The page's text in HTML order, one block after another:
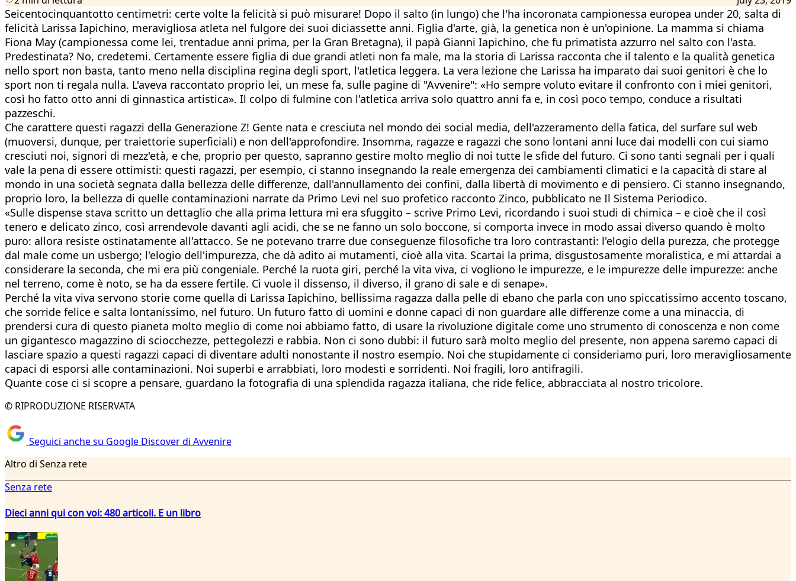
Seicentocinquantotto centimetri: certe volte la felicità si può misurare! Dopo il salto (in lungo) che l'ha incoronata campionessa europea under 20, salta di
felicità Larissa Iapichino, meravigliosa atleta nel fulgore dei suoi diciassette anni. Figlia d'arte, già, la genetica non è un'opinione. La mamma si chiama
Fiona May (campionessa come lei, trentadue anni prima, per la Gran Bretagna), il papà Gianni Iapichino, che fu primatista azzurro nel salto con l'asta.
Predestinata? No, credetemi. Certamente essere figlia di due grandi atleti non fa male, ma la storia di Larissa racconta che il talento e la qualità genetica
nello sport non basta, tanto meno nella disciplina regina degli sport, l'atletica leggera. La vera lezione che Larissa ha imparato dai suoi genitori è che lo
sport non ti regala nulla. L'aveva raccontato proprio lei, un mese fa, sulle pagine di "Avvenire": «Ho sempre voluto evitare il confronto con i miei genitori,
così ho fatto otto anni di ginnastica artistica». Il colpo di fulmine con l'atletica arriva solo quattro anni fa e, in così poco tempo, conduce a risultati
pazzeschi.
Che carattere questi ragazzi della Generazione Z! Gente nata e cresciuta nel mondo dei social media, dell'azzeramento della fatica, del surfare sul web
(muoversi, dunque, per traiettorie superficiali) e non dell'approfondire. Insomma, ragazze e ragazzi che sono lontani anni luce dai modelli con cui siamo
cresciuti noi, signori di mezz'età, e che, proprio per questo, sapranno gestire molto meglio di noi tutte le sfide del futuro. Ci sono tanti segnali per i quali
vale la pena di essere ottimisti: questi ragazzi, per esempio, ci stanno insegnando la reale emergenza dei cambiamenti climatici e la capacità di stare al
mondo in una società segnata dalla bellezza delle differenze, dall'annullamento dei confini, dalla libertà di movimento e di pensiero. Ci stanno insegnando,
proprio loro, la bellezza di quelle contaminazioni narrate da Primo Levi nel suo profetico racconto Zinco, pubblicato ne Il Sistema Periodico.
«Sulle dispense stava scritto un dettaglio che alla prima lettura mi era sfuggito – scrive Primo Levi, ricordando i suoi studi di chimica – e cioè che il così
tenero e delicato zinco, così arrendevole davanti agli acidi, che se ne fanno un solo boccone, si comporta invece in modo assai diverso quando è molto
puro: allora resiste ostinatamente all'attacco. Se ne potevano trarre due conseguenze filosofiche tra loro contrastanti: l'elogio della purezza, che protegge
dal male come un usbergo; l'elogio dell'impurezza, che dà adito ai mutamenti, cioè alla vita. Scartai la prima, disgustosamente moralistica, e mi attardai a
considerare la seconda, che mi era più congeniale. Perché la ruota giri, perché la vita viva, ci vogliono le impurezze, e le impurezze delle impurezze: anche
nel terreno, come è noto, se ha da essere fertile. Ci vuole il dissenso, il diverso, il grano di sale e di senape».
Perché la vita viva servono storie come quella di Larissa Iapichino, bellissima ragazza dalla pelle di ebano che parla con uno spiccatissimo accento toscano,
che sorride felice e salta lontanissimo, nel futuro. Un futuro fatto di uomini e donne capaci di non guardare alle differenze come a una minaccia, di
prendersi cura di questo pianeta molto meglio di come noi abbiamo fatto, di usare la rivoluzione digitale come uno strumento di conoscenza e non come
un gigantesco magazzino di sciocchezze, pettegolezzi e rabbia. Non ci sono dubbi: il futuro sarà molto meglio del presente, non appena saremo capaci di
lasciare spazio a questi ragazzi capaci di diventare adulti nonostante il nostro esempio. Noi che stupidamente ci consideriamo puri, loro meravigliosamente
capaci di esporsi alle contaminazioni. Noi superbi e arrabbiati, loro modesti e sorridenti. Noi fragili, loro antifragili.
Quante cose ci si scopre a pensare, guardano la fotografia di una splendida ragazza italiana, che ride felice, abbracciata al nostro tricolore.
© RIPRODUZIONE RISERVATA
Seguici anche su Google Discover di Avvenire
Altro di Senza rete
Senza rete
Dieci anni qui con voi: 480 articoli. E un libro